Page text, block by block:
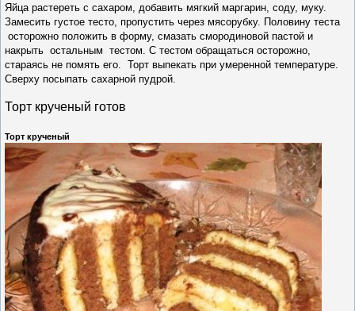
Яйца растереть с сахаром, добавить мягкий маргарин, соду, муку.
Замесить густое тесто, пропустить через мясорубку. Половину теста
осторожно положить в форму, смазать смородиновой пастой и
накрыть остальным тестом. С тестом обращаться осторожно,
стараясь не помять его. Торт выпекать при умеренной температуре.
Сверху посыпать сахарной пудрой.
Торт крученый готов
Торт крученый